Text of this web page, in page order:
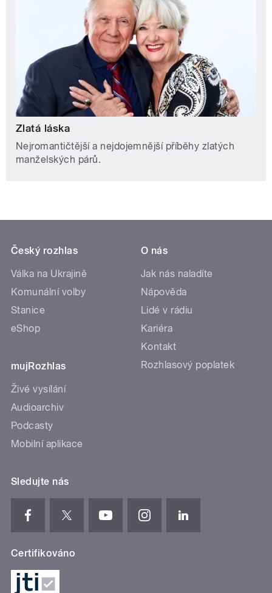
Zlatá láska
Nejromantičtější a nejdojemnější příběhy zlatých
manželských párů.
Český rozhlas
Válka na Ukrajině
Komunální volby
Stanice
eShop
mujRozhlas
Živé vysílání
Audioarchiv
Podcasty
Mobilní aplikace
O nás
Jak nás naladíte
Nápověda
Lidé v rádiu
Kariéra
Kontakt
Rozhlasový poplatek
Sledujte nás
Certifikováno